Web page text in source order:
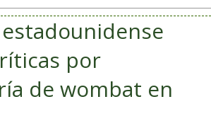
por
de wombat en